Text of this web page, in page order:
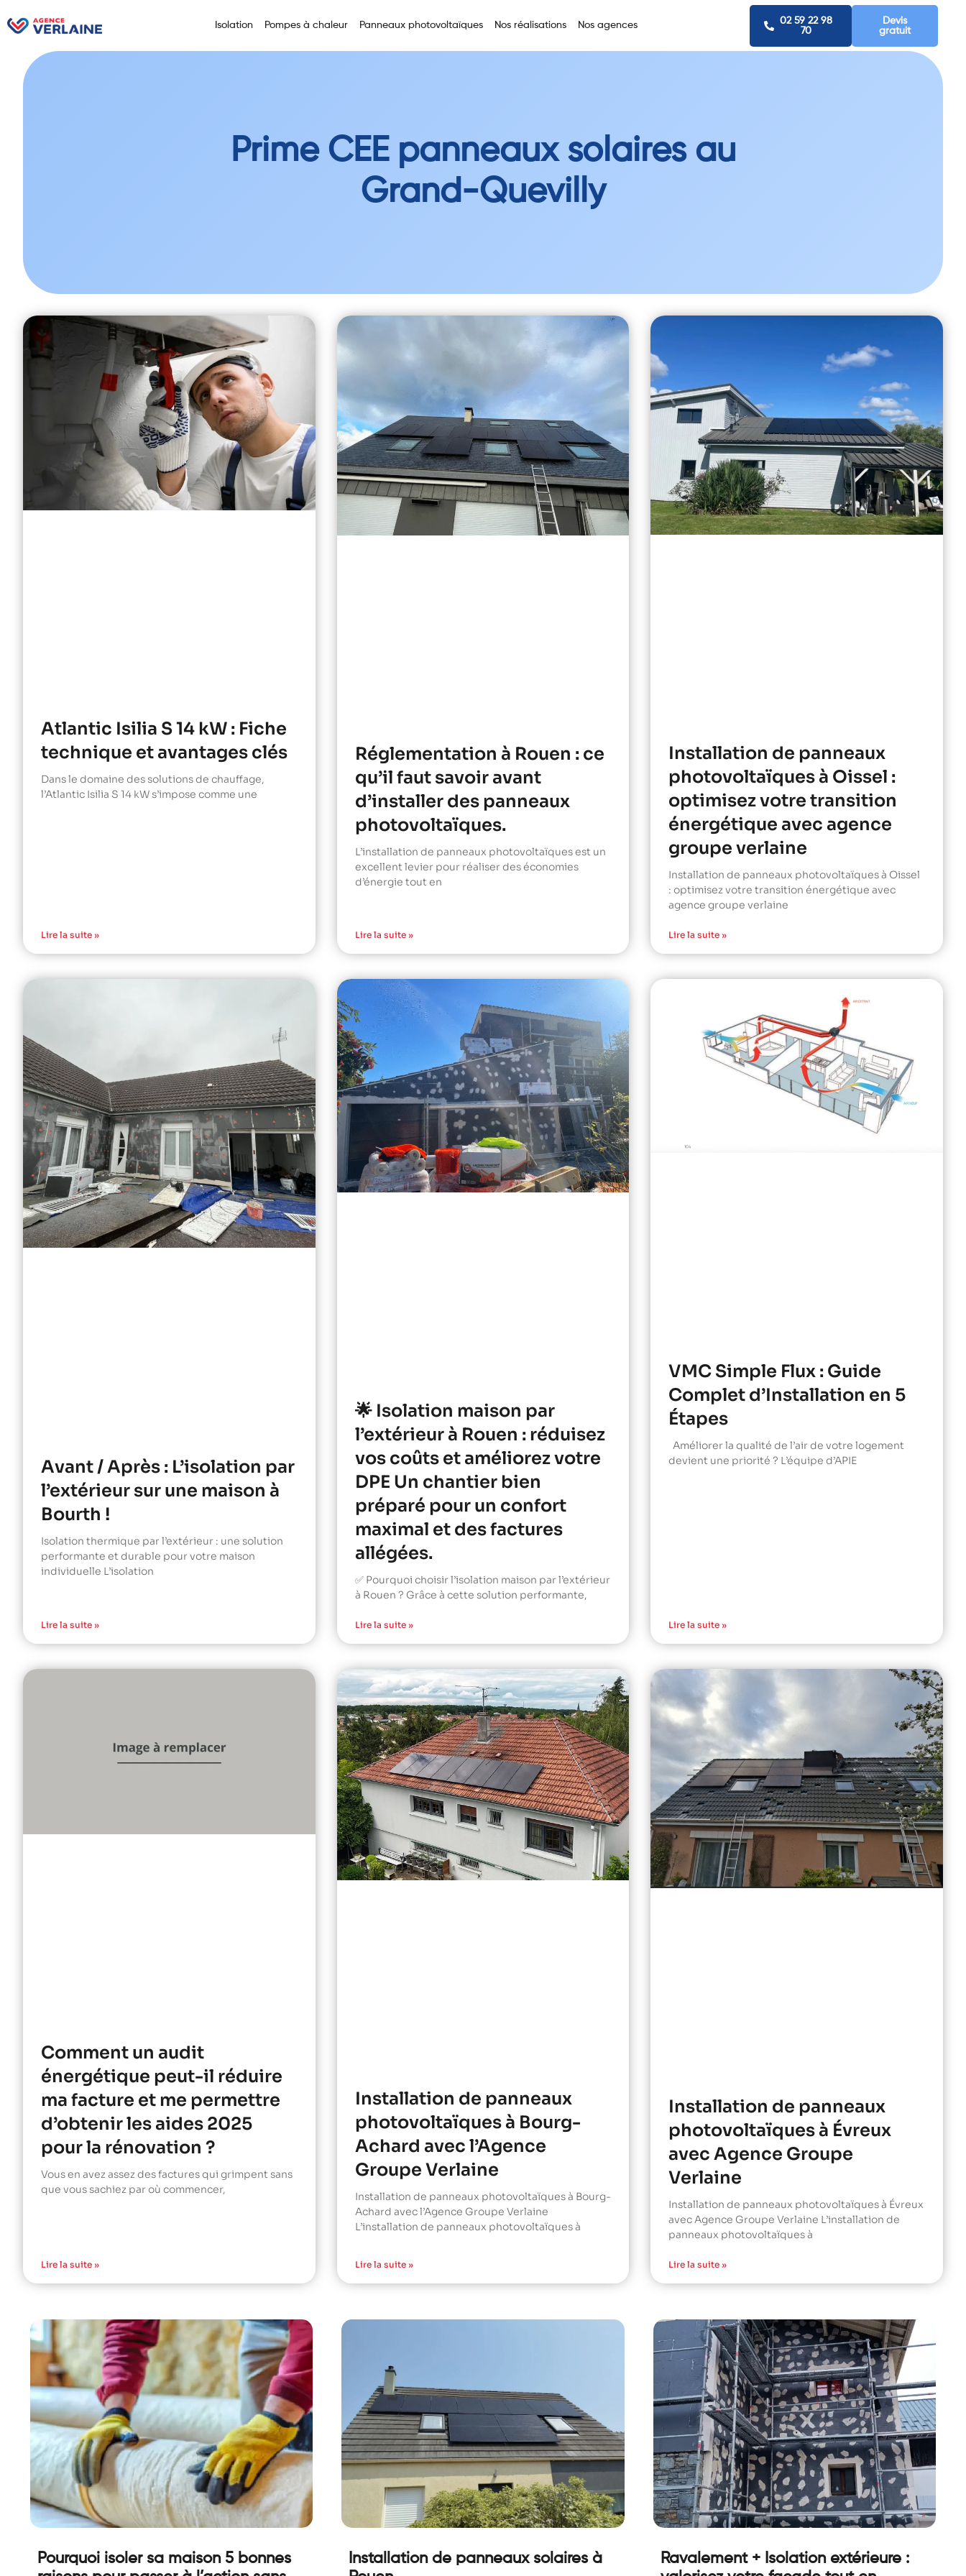
Isolation Pompes à chaleur Panneaux photovoltaïques Nos réalisations Nos agences
02 59 22 98
70
Devis
gratuit
Prime CEE panneaux solaires au
Grand-Quevilly
Atlantic Isilia S 14 kW : Fiche
technique et avantages clés
Dans le domaine des solutions de chauffage,
l’Atlantic Isilia S 14 kW s’impose comme une
Lire la suite »
Réglementation à Rouen : ce
qu’il faut savoir avant
d’installer des panneaux
photovoltaïques.
L’installation de panneaux photovoltaïques est un
excellent levier pour réaliser des économies
d’énergie tout en
Lire la suite »
Installation de panneaux
photovoltaïques à Oissel :
optimisez votre transition
énergétique avec agence
groupe verlaine
Installation de panneaux photovoltaïques à Oissel
: optimisez votre transition énergétique avec
agence groupe verlaine
Lire la suite »
Avant / Après : L’isolation par
l’extérieur sur une maison à
Bourth !
Isolation thermique par l’extérieur : une solution
performante et durable pour votre maison
individuelle L’isolation
Lire la suite »
🌟 Isolation maison par
l’extérieur à Rouen : réduisez
vos coûts et améliorez votre
DPE Un chantier bien
préparé pour un confort
maximal et des factures
allégées.
✅ Pourquoi choisir l’isolation maison par l’extérieur
à Rouen ? Grâce à cette solution performante,
Lire la suite »
VMC Simple Flux : Guide
Complet d’Installation en 5
Étapes
Améliorer la qualité de l’air de votre logement
devient une priorité ? L’équipe d’APIE
Lire la suite »
Comment un audit
énergétique peut-il réduire
ma facture et me permettre
d’obtenir les aides 2025
pour la rénovation ?
Vous en avez assez des factures qui grimpent sans
que vous sachiez par où commencer,
Lire la suite »
Installation de panneaux
photovoltaïques à Bourg-
Achard avec l’Agence
Groupe Verlaine
Installation de panneaux photovoltaïques à Bourg-
Achard avec l’Agence Groupe Verlaine
L’installation de panneaux photovoltaïques à
Lire la suite »
Installation de panneaux
photovoltaïques à Évreux
avec Agence Groupe
Verlaine
Installation de panneaux photovoltaïques à Évreux
avec Agence Groupe Verlaine L’installation de
panneaux photovoltaïques à
Lire la suite »
Pourquoi isoler sa maison 5 bonnes
Installation de panneaux solaires à
Ravalement + Isolation extérieure :